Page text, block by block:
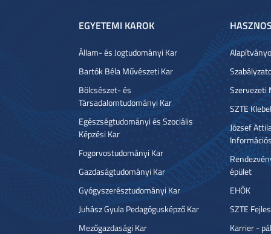
EGYETEMI KAROK
Állam- és Jogtudományi Kar
Bartók Béla Művészeti Kar
Bölcsészet- és
Társadalomtudományi Kar
Egészségtudományi és Szociális
Képzési Kar
Fogorvostudományi Kar
Gazdaságtudományi Kar
Gyógyszerésztudományi Kar
Juhász Gyula Pedagógusképző Kar
Mezőgazdasági Kar
Szervezeti
SZTE
József
épület
EHÖK
SZTE
Karrier -